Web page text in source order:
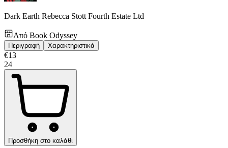
Dark Earth Rebecca Stott Fourth Estate Ltd
Από Book Odyssey
Περιγραφή Χαρακτηριστικά
€13
24
Προσθήκη στο καλάθι